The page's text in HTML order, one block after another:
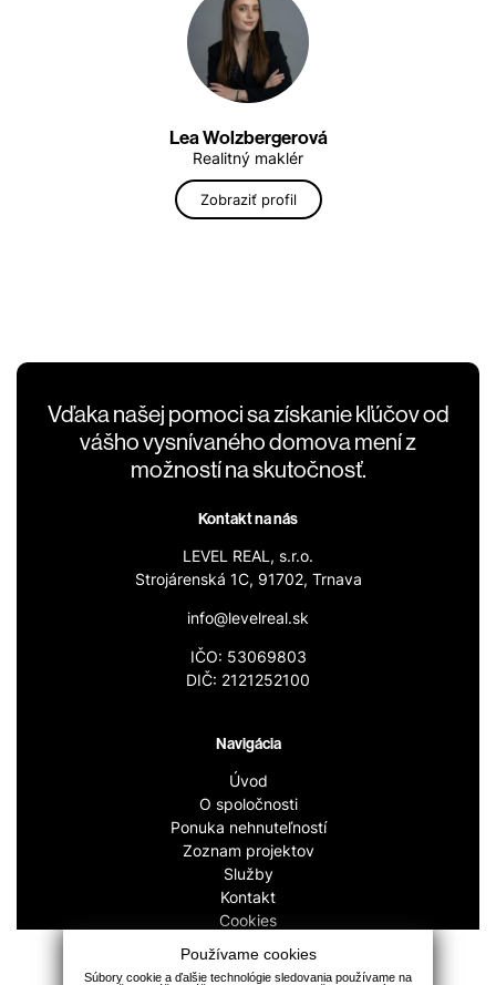
Používame cookies
Súbory cookie a ďalšie technológie sledovania používame na
Lea Wolzbergerová
Realitný maklér
Zobraziť profil
Vďaka našej pomoci sa získanie kľúčov od
vášho vysnívaného domova mení z
možností na skutočnosť.
Kontakt na nás
LEVEL REAL, s.r.o.
Strojárenská 1C, 91702, Trnava
info@levelreal.sk
IČO: 53069803
DIČ: 2121252100
Navigácia
Úvod
O spoločnosti
Ponuka nehnuteľností
Zoznam projektov
Služby
Kontakt
Cookies